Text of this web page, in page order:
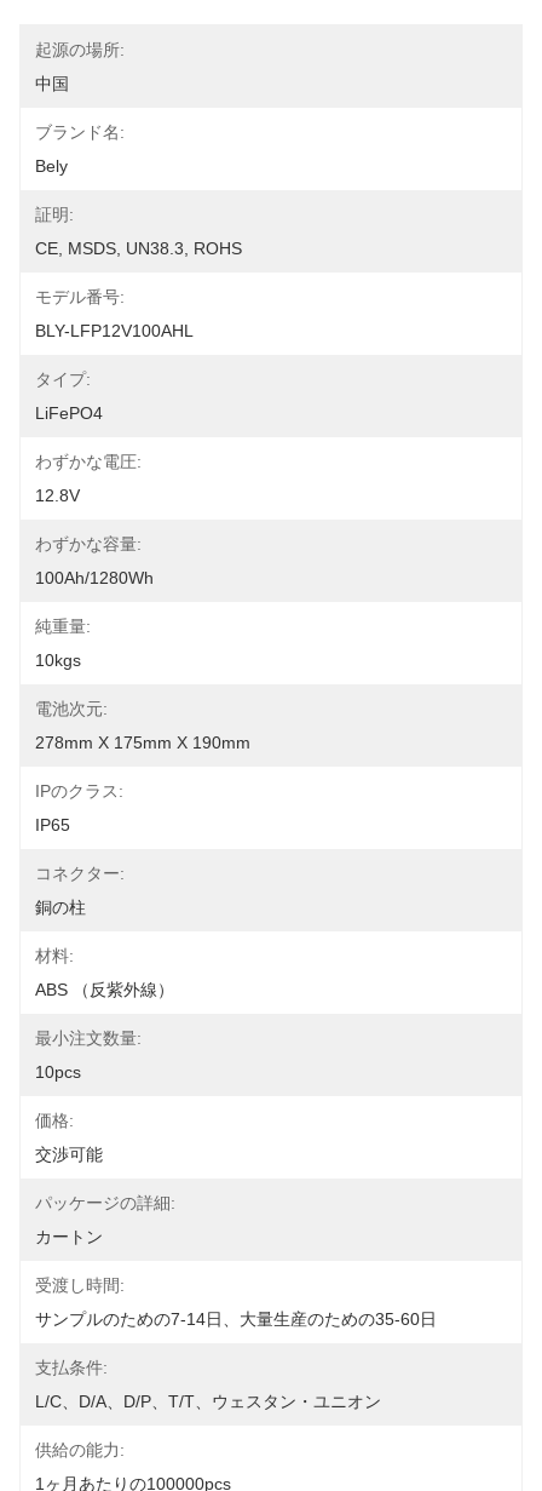
起源の場所:
中国
ブランド名:
Bely
証明:
CE, MSDS, UN38.3, ROHS
モデル番号:
BLY-LFP12V100AHL
タイプ:
LiFePO4
わずかな電圧:
12.8V
わずかな容量:
100Ah/1280Wh
純重量:
10kgs
電池次元:
278mm X 175mm X 190mm
IPのクラス:
IP65
コネクター:
銅の柱
材料:
ABS （反紫外線）
最小注文数量:
10pcs
価格:
交渉可能
パッケージの詳細:
カートン
受渡し時間:
サンプルのための7-14日、大量生産のための35-60日
支払条件:
L/C、D/A、D/P、T/T、ウェスタン・ユニオン
供給の能力:
1ヶ月あたりの100000pcs